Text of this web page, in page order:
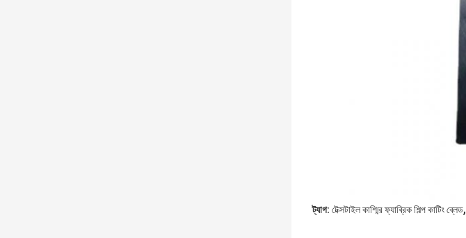
ট্যাগ: টেক্সটাইল কাশ্মির ফ্যাব্রিক শিল্প কাটিং ব্লেড,